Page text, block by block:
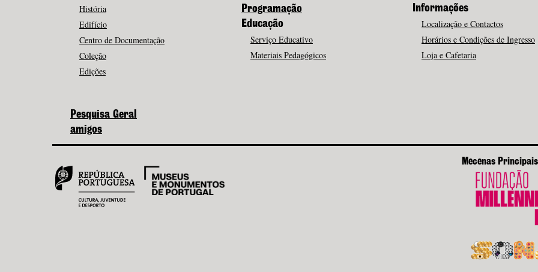
História
Edifício
Centro de Documentação
Coleção
Edições
Programação
Educação
Serviço Educativo
Materiais Pedagógicos
Informações
Localização e Contactos
Horários e Condições de Ingresso
Loja e Cafetaria
Pesquisa Geral
amigos
Mecenas Principais